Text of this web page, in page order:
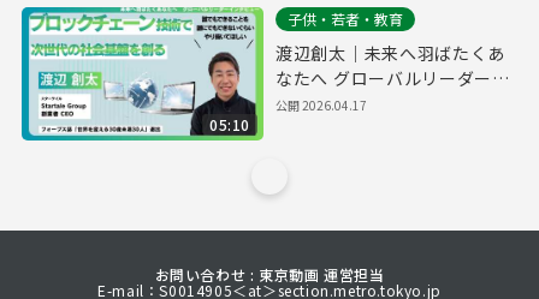
05:10
子供・若者・教育
渡辺創太｜未来へ羽ばたくあ
なたへ グローバルリーダーイ
ンタビュー
公開2026.04.17
お問い合わせ : 東京動画 運営担当
E-mail：S0014905＜at＞section.metro.tokyo.jp